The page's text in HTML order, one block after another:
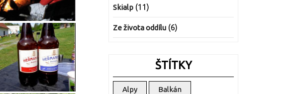
Skialp (11)
Ze života oddílu (6)
ŠTÍTKY
Alpy Balkán